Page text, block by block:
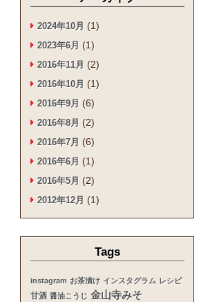
2024年10月 (1)
2023年6月 (1)
2016年11月 (2)
2016年10月 (1)
2016年9月 (6)
2016年8月 (2)
2016年7月 (6)
2016年6月 (1)
2016年5月 (2)
2012年12月 (1)
Tags
instagram お茶漬け インスタグラム レシピ
甘酒 醤油こうじ 金山寺みそ